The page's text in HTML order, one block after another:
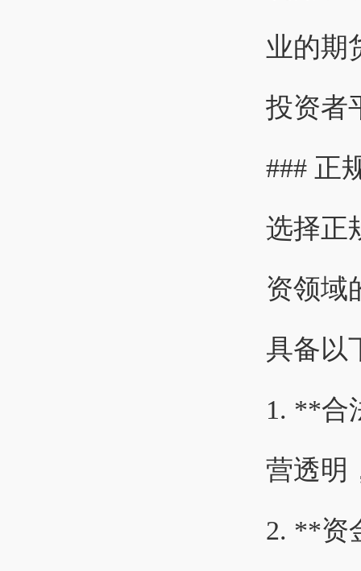
业的期
投资者
### 正
选择正
资领域
具备以
1. **合
营透明
2. **资